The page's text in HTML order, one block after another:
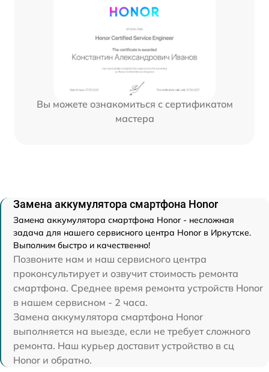
Вы можете ознакомиться с сертификатом
мастера
Замена аккумулятора смартфона Honor
Замена аккумулятора смартфона Honor - несложная
задача для нашего сервисного центра Honor в Иркутске.
Выполним быстро и качественно!
Позвоните нам и наш сервисного центра
проконсультирует и озвучит стоимость ремонта
смартфона. Среднее время ремонта устройств Honor
в нашем сервисном - 2 часа.
Замена аккумулятора смартфона Honor
выполняется на выезде, если не требует сложного
ремонта. Наш курьер доставит устройство в сц
Honor и обратно.